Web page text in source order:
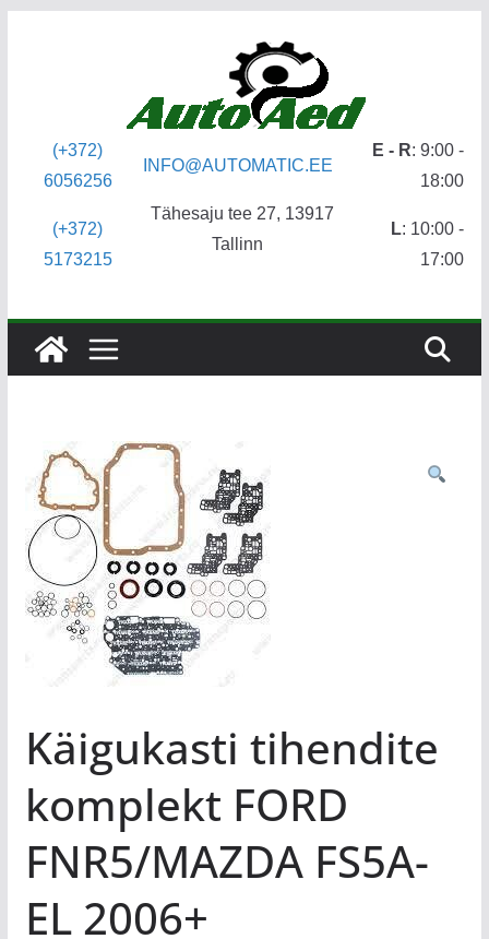
(+372)
6056256
(+372)
5173215
INFO@AUTOMATIC.EE
Tähesaju tee 27, 13917
Tallinn
E - R: 9:00 -
18:00
L: 10:00 -
17:00
Käigukasti tihendite
komplekt FORD
FNR5/MAZDA FS5A-
EL 2006+